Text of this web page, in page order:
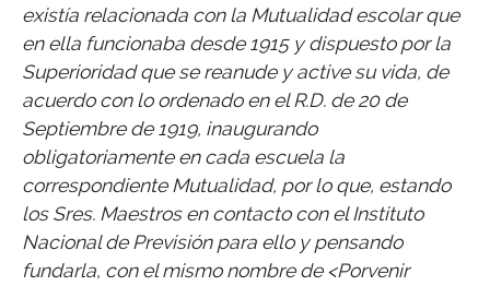
existía relacionada con la Mutualidad escolar que
en ella funcionaba desde 1915 y dispuesto por la
Superioridad que se reanude y active su vida, de
acuerdo con lo ordenado en el R.D. de 20 de
Septiembre de 1919, inaugurando
obligatoriamente en cada escuela la
correspondiente Mutualidad, por lo que, estando
los Sres. Maestros en contacto con el Instituto
Nacional de Previsión para ello y pensando
fundarla, con el mismo nombre de <Porvenir